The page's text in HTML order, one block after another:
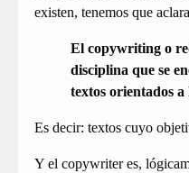
existen, tenemos que
El copywriting o
disciplina que se
textos orientados a
Es decir: textos cuyo
Y el copywriter es,